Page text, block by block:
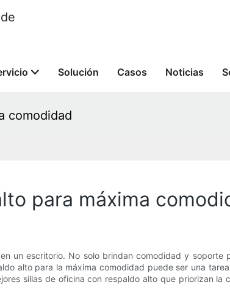
Solución Casos Noticias
comodidad
para máxima
un escritorio. No solo brindan comodidad y soporte
alto para la máxima comodidad puede ser una
sillas de oficina con respaldo alto que priorizan la